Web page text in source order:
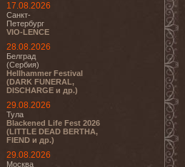
17.08.2026
Санкт-
Петербург
VIO-LENCE
28.08.2026
Белград
(Сербия)
Hellhammer Festival
(DARK FUNERAL,
DISCHARGE и др.)
29.08.2026
Тула
Blackened Life Fest 2026
(LITTLE DEAD BERTHA,
FIEND и др.)
29.08.2026
Москва